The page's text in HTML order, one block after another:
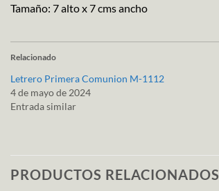
Tamaño: 7 alto x 7 cms ancho
Relacionado
Letrero Primera Comunion M-1112
4 de mayo de 2024
Entrada similar
PRODUCTOS RELACIONADOS